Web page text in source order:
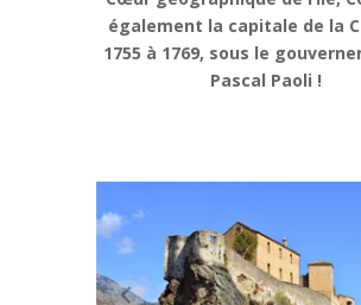
également la capitale de la
1755 à 1769, sous le
Pascal Paoli !